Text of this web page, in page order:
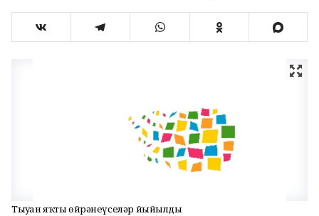
Тыуған яҡты өйрәнеүселәр йыйылды